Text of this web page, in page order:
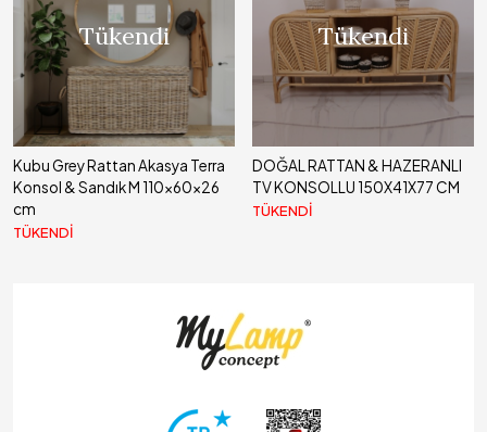
Tükendi
Kubu Grey Rattan Akasya Terra
Konsol & Sandık M 110x60x26
cm
TÜKENDİ
Tükendi
DOĞAL RATTAN & HAZERANLI
TV KONSOLLU 150X41X77 CM
TÜKENDİ